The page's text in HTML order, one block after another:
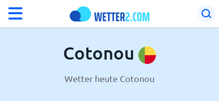
Wetter in Cotonou
Cotonou
Wetter heute Cotonou